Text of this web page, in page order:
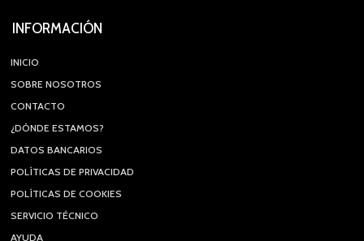
INFORMACIÓN
INICIO
SOBRE NOSOTROS
CONTACTO
¿DÓNDE ESTAMOS?
DATOS BANCARIOS
POLÍTICAS DE PRIVACIDAD
POLÍTICAS DE COOKIES
SERVICIO TÉCNICO
AYUDA